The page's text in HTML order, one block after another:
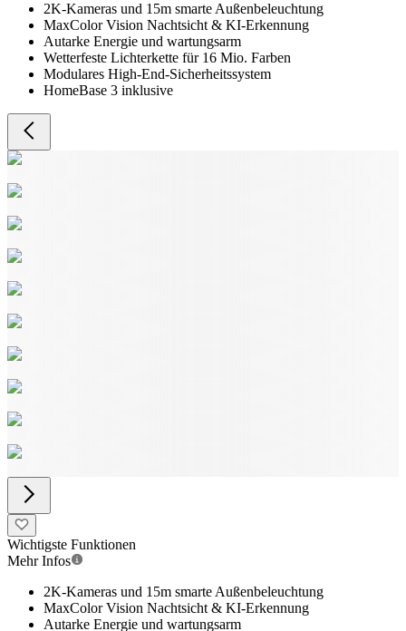
2K-Kameras und 15m smarte Außenbeleuchtung
MaxColor Vision Nachtsicht & KI-Erkennung
Autarke Energie und wartungsarm
Wetterfeste Lichterkette für 16 Mio. Farben
Modulares High-End-Sicherheitssystem
HomeBase 3 inklusive
Wichtigste Funktionen
Mehr Infos
2K-Kameras und 15m smarte Außenbeleuchtung
MaxColor Vision Nachtsicht & KI-Erkennung
Autarke Energie und wartungsarm